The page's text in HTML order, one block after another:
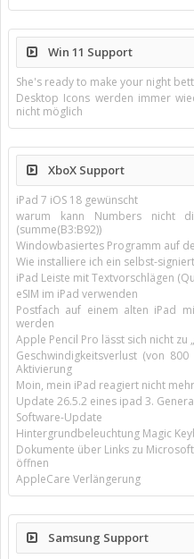
Win 11 Support
She's ready to make your night
Desktop Icons werden immer
nicht möglich
XboX Support
iPad 7 iOS 18 gewünscht
warum kann Numbers nicht
(summe(B3:B92))
Windowbasiertes Programm auf
Wie installiere ich ein selbst-
iPad Leiste mit Textvorschlägen
eSIM im iPad verwenden
Postfach auf einem alten iPad
werden
Apple Pencil Pro lässt sich nicht zu
Geschwindigkeitsverlust (von
Aktivierung
Moin, mein iPad reagiert nicht
Update 26.5.2 eines ipad 3.
Software-Update
Hintergrundbeleuchtung Magic
Dokumente über Links zu
öffnen
AppleCare Verlängerung
Samsung Support